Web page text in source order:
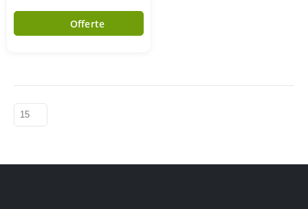
Offerte